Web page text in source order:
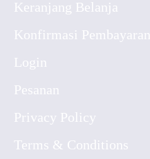
Keranjang Belanja
Konfirmasi Pembayaran
Login
Pesanan
Privacy Policy
Terms & Conditions